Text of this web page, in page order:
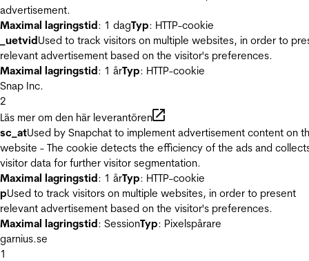
advertisement.
Maximal lagringstid: 1 dagTyp: HTTP-cookie
_uetvidUsed to track visitors on multiple websites, in order to
relevant advertisement based on the visitor's preferences.
Maximal lagringstid: 1 årTyp: HTTP-cookie
Snap Inc.
2
Läs mer om den här leverantören
sc_atUsed by Snapchat to implement advertisement content on
website - The cookie detects the efficiency of the ads and
visitor data for further visitor segmentation.
Maximal lagringstid: 1 årTyp: HTTP-cookie
pUsed to track visitors on multiple websites, in order to present
relevant advertisement based on the visitor's preferences.
Maximal lagringstid: SessionTyp: Pixelspårare
garnius.se
1